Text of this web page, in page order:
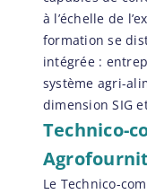
à l’échelle de
formation se
intégrée :
système agri-
dimension SIG
Technico-
Le Technico-